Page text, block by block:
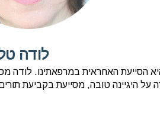
לודה
הסייעת האחראית במרפאתינו. לודה
על היגיינה טובה, מסייעת בקביעת